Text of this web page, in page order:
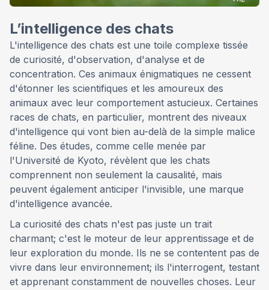
L’intelligence des chats
L'intelligence des chats est une toile complexe tissée
de curiosité, d'observation, d'analyse et de
concentration. Ces animaux énigmatiques ne cessent
d'étonner les scientifiques et les amoureux des
animaux avec leur comportement astucieux. Certaines
races de chats, en particulier, montrent des niveaux
d'intelligence qui vont bien au-delà de la simple malice
féline. Des études, comme celle menée par
l'Université de Kyoto, révèlent que les chats
comprennent non seulement la causalité, mais
peuvent également anticiper l'invisible, une marque
d'intelligence avancée.
La curiosité des chats n'est pas juste un trait
charmant; c'est le moteur de leur apprentissage et de
leur exploration du monde. Ils ne se contentent pas de
vivre dans leur environnement; ils l'interrogent, testant
et apprenant constamment de nouvelles choses. Leur